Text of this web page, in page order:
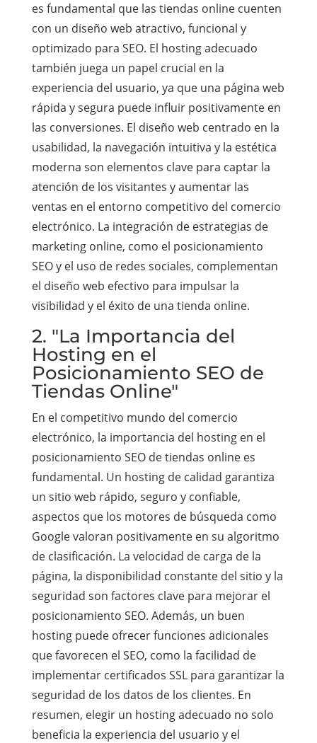
es fundamental que las tiendas online cuenten
con un diseño web atractivo, funcional y
optimizado para SEO. El hosting adecuado
también juega un papel crucial en la
experiencia del usuario, ya que una página web
rápida y segura puede influir positivamente en
las conversiones. El diseño web centrado en la
usabilidad, la navegación intuitiva y la estética
moderna son elementos clave para captar la
atención de los visitantes y aumentar las
ventas en el entorno competitivo del comercio
electrónico. La integración de estrategias de
marketing online, como el posicionamiento
SEO y el uso de redes sociales, complementan
el diseño web efectivo para impulsar la
visibilidad y el éxito de una tienda online.
2. "La Importancia del
Hosting en el
Posicionamiento SEO de
Tiendas Online"
En el competitivo mundo del comercio
electrónico, la importancia del hosting en el
posicionamiento SEO de tiendas online es
fundamental. Un hosting de calidad garantiza
un sitio web rápido, seguro y confiable,
aspectos que los motores de búsqueda como
Google valoran positivamente en su algoritmo
de clasificación. La velocidad de carga de la
página, la disponibilidad constante del sitio y la
seguridad son factores clave para mejorar el
posicionamiento SEO. Además, un buen
hosting puede ofrecer funciones adicionales
que favorecen el SEO, como la facilidad de
implementar certificados SSL para garantizar la
seguridad de los datos de los clientes. En
resumen, elegir un hosting adecuado no solo
beneficia la experiencia del usuario y el